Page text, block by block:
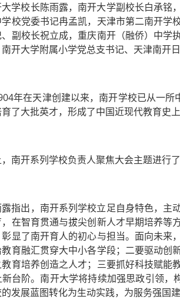
学校长陈雨露，南开大学副校长白承铭
校党委书记冉孟凯，天津市第二南开学
副校长祝立成，重庆南开（融侨）中学
开大学附属小学党总支书记、天津南开
年在天津创建以来，南开学校已从一所
了大批英才，形成了中国近现代教育史上
南开系列学校负责人聚焦大会主题进行
指出，南开系列学校立足自身特色，主
在智育贯通与拔尖创新人才早期培养等
显了南开育人的初心与担当。面向未来
育融汇贯穿大中小各学段；二要驱动创
育培养创造之人才；三要抓好科技赋能
台阶。南开大学将持续加强思政引领，
发展蓝图转化为生动实践，为服务强国